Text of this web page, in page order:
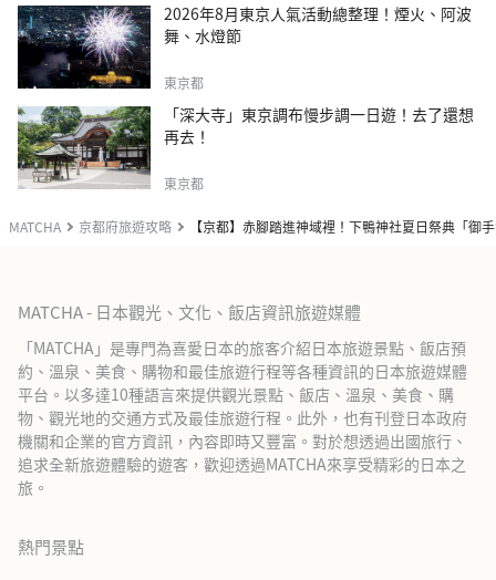
MATCHA 京都府旅遊攻略 【京都】赤腳踏進神域裡！下鴨神社夏日祭典「御
2026年8月東京人氣活動總整理！煙火、阿波
舞、水燈節
東京都
「深大寺」東京調布慢步調一日遊！去了還想
再去！
東京都
MATCHA - 日本觀光、文化、飯店資訊旅遊媒體
「MATCHA」是專門為喜愛日本的旅客介紹日本旅遊景點、飯店預
約、溫泉、美食、購物和最佳旅遊行程等各種資訊的日本旅遊媒體
平台。以多達10種語言來提供觀光景點、飯店、溫泉、美食、購
物、觀光地的交通方式及最佳旅遊行程。此外，也有刊登日本政府
機關和企業的官方資訊，內容即時又豐富。對於想透過出國旅行、
追求全新旅遊體驗的遊客，歡迎透過MATCHA來享受精彩的日本之
旅。
熱門景點